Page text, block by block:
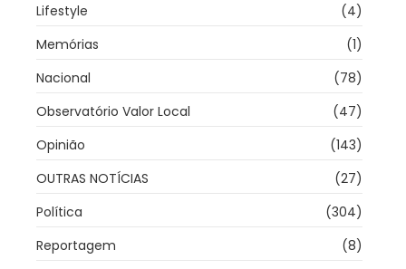
Lifestyle
(4)
Memórias
(1)
Nacional
(78)
Observatório Valor Local
(47)
Opinião
(143)
OUTRAS NOTÍCIAS
(27)
Política
(304)
Reportagem
(8)